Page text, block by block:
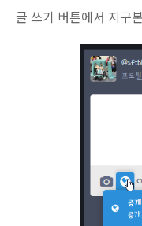
글 쓰기 버튼에서 지구